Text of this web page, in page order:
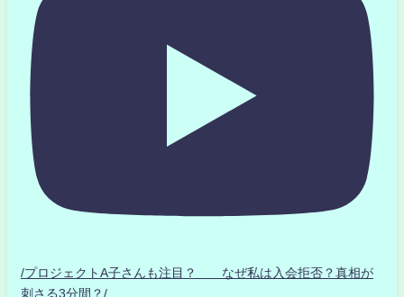
/プロジェクトA子さんも注目？ なぜ私は入会拒否？真相が
刺さる3分間？/